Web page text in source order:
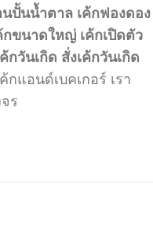
นปั้นน้ำตาล เค้กฟองดอง
กขนาดใหญ่ เค้กเปิดตัว
ค้กวันเกิด สั่งเค้กวันเกิด
กแอนด์เบคเกอร์ เรา
ร